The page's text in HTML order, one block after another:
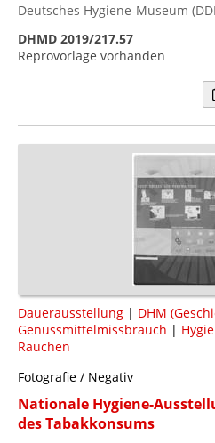
Deutsches Hygiene-Museum
DHMD 2019/217.57
Reprovorlage vorhanden
Dauerausstellung | DHM
Genussmittelmissbrauch |
Rauchen
Fotografie / Negativ
Nationale Hygiene-
des Tabakkonsums